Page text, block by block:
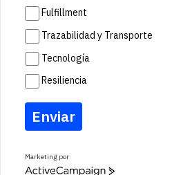
Fulfillment
Trazabilidad y Transporte
Tecnología
Resiliencia
Enviar
Marketing por
A